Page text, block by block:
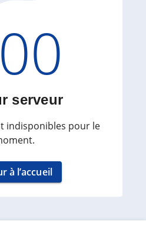
serveur
indisponibles pour le
à l’accueil